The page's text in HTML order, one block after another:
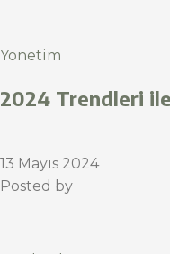
Yönetim
2024 Trendleri
13 Mayıs 2024
Posted by